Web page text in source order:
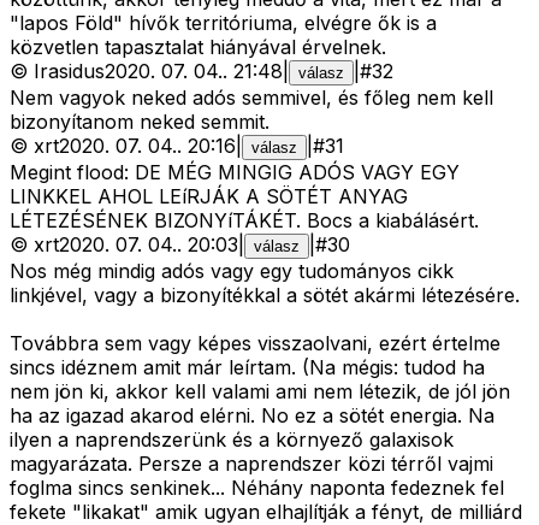
"lapos Föld" hívők territóriuma, elvégre ők is a
közvetlen tapasztalat hiányával érvelnek.
© Irasidus2020. 07. 04.. 21:48 válasz #32
Nem vagyok neked adós semmivel, és főleg nem kell
bizonyítanom neked semmit.
© xrt2020. 07. 04.. 20:16 válasz #31
Megint flood: DE MÉG MINGIG ADÓS VAGY EGY
LINKKEL AHOL LEíRJÁK A SÖTÉT ANYAG
LÉTEZÉSÉNEK BIZONYíTÁKÉT. Bocs a kiabálásért.
© xrt2020. 07. 04.. 20:03 válasz #30
Nos még mindig adós vagy egy tudományos cikk
linkjével, vagy a bizonyítékkal a sötét akármi létezésére.
Továbbra sem vagy képes visszaolvani, ezért értelme
sincs idéznem amit már leírtam. (Na mégis: tudod ha
nem jön ki, akkor kell valami ami nem létezik, de jól jön
ha az igazad akarod elérni. No ez a sötét energia. Na
ilyen a naprendszerünk és a környező galaxisok
magyarázata. Persze a naprendszer közi térről vajmi
foglma sincs senkinek... Néhány naponta fedeznek fel
fekete "likakat" amik ugyan elhajlítják a fényt, de milliárd